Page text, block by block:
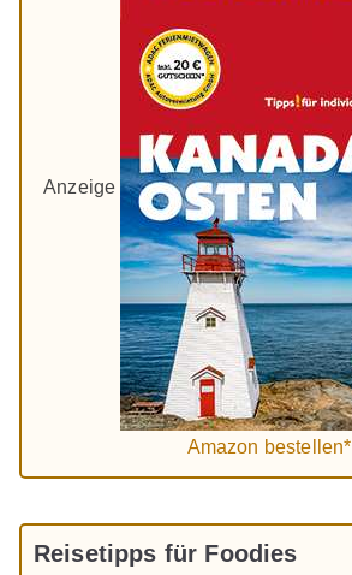
Anzeige
Amazon bestellen*
Reisetipps für Foodies